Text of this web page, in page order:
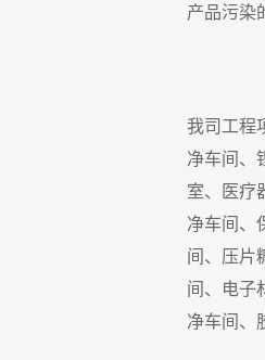
产品污染
我司工程
净车间、
室、医疗
净车间、
间、压片
间、电子
净车间、